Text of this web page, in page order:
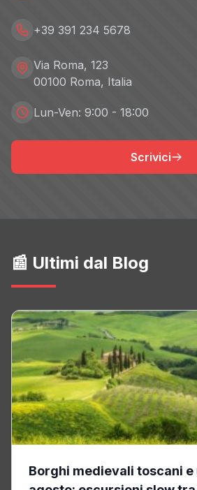
+39 391 234 5678
Via Roma, 123
00100 Roma, Italia
Lun-Ven: 9:00 - 18:00
Scrivici
📰 Ultimi dal Blog
Borghi medievali toscani e